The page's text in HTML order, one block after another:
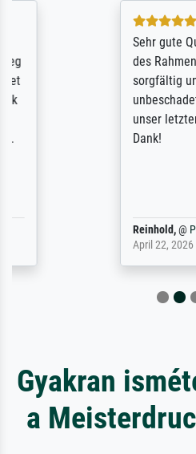
5 / 5
Sehr gute Qualität des
des Rahmens! Unser
sorgfältig und sicher
unbeschadet bei uns
unser letzter
ProvenExpert
Gyakran
a